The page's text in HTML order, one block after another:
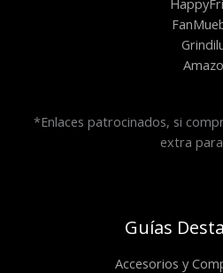
*Enlaces patrocinados, si
extra
Guías
Accesorios y